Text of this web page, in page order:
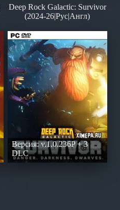
Deep Rock Galactic: Survivor
(2024-26|Рус|Англ)
Версия: v.1.0.236P + 3
DLC